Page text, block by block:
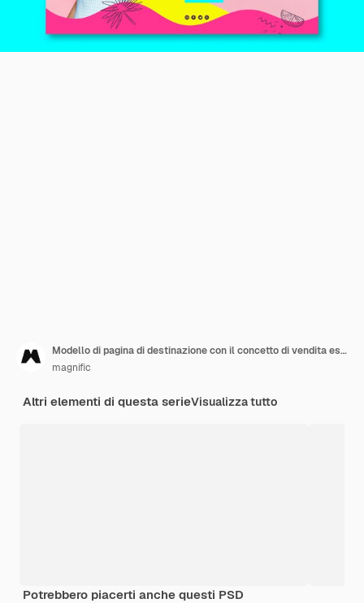
Modello di pagina di destinazione con il concetto di vendita estiva
magnific
Altri elementi di questa serieVisualizza tutto
Potrebbero piacerti anche questi PSD